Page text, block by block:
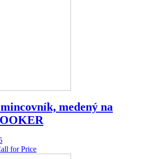
medený na
for Price